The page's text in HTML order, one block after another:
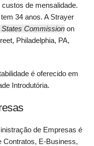
de mensalidade.
34 anos. A Strayer
States Commission on
Philadelphia, PA,
é oferecido em
Introdutória.
de Empresas é
Contratos, E-Business,